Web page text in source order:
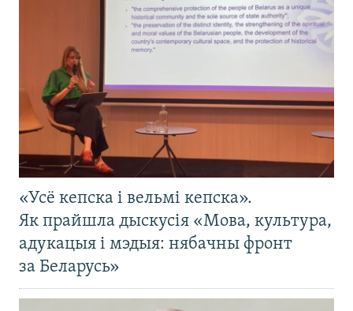
«Усё кепска і вельмі кепска».
Як прайшла дыскусія «Мова, культура,
адукацыя і мэдыя: нябачны фронт
за Беларусь»